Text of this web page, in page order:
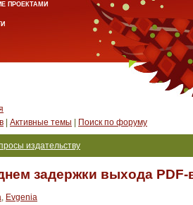
ПРОЕКТАМИ
Активные темы Поиск по форуму
издательству
задержки выхода PDF-
, Evgenia